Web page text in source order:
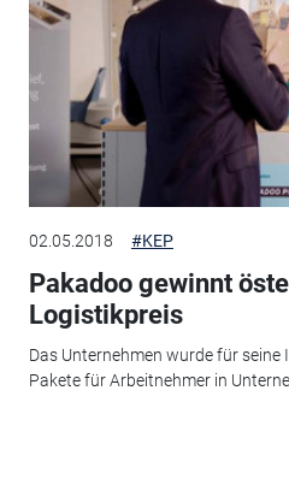
02.05.2018 #KEP
Pakadoo gewinnt
Logistikpreis
Das Unternehmen wurde für
Pakete für Arbeitnehmer in